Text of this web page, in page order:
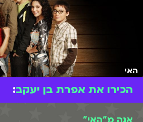
האי
הכירו את אפרת בן יעקב:
אנה מ"האי"